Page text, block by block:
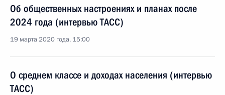
Об общественных настроениях и планах после
2024 года (интервью ТАСС)
19 марта 2020 года, 15:00
О среднем классе и доходах населения (интервью
ТАСС)